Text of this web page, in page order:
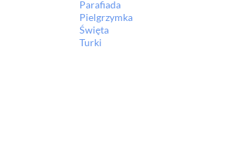
Parafiada
Pielgrzymka
Święta
Turki